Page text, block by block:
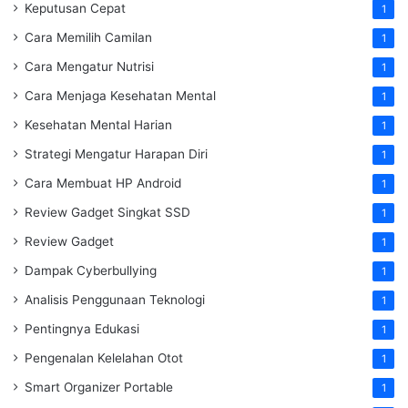
Keputusan Cepat 1
Cara Memilih Camilan 1
Cara Mengatur Nutrisi 1
Cara Menjaga Kesehatan Mental 1
Kesehatan Mental Harian 1
Strategi Mengatur Harapan Diri 1
Cara Membuat HP Android 1
Review Gadget Singkat SSD 1
Review Gadget 1
Dampak Cyberbullying 1
Analisis Penggunaan Teknologi 1
Pentingnya Edukasi 1
Pengenalan Kelelahan Otot 1
Smart Organizer Portable 1